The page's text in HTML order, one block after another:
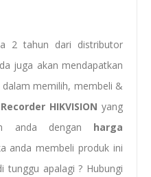
2 tahun dari distributor
juga akan mendapatkan
memilih, membeli &
HIKVISION yang
anda dengan harga
anda membeli produk ini
tunggu apalagi ? Hubungi